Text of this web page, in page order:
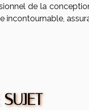
de la
incontournable,